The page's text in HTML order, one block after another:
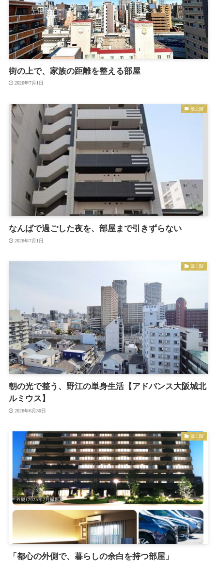
街の上で、家族の距離を整える部屋
2026年7月1日
最上階
なんばで過ごした夜を、部屋まで引きずらない
2026年7月1日
最上階
朝の光で整う、野江の単身生活【アドバンス大阪城北
ルミウス】
2026年6月30日
最上階
「都心の外側で、暮らしの余白を持つ部屋」